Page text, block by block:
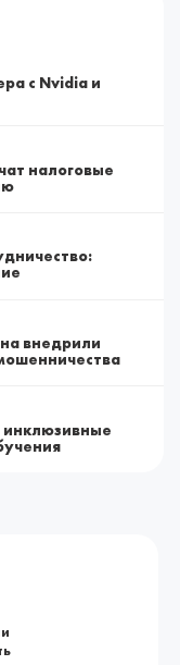
с Nvidia и
налоговые
внедрили
инклюзивные